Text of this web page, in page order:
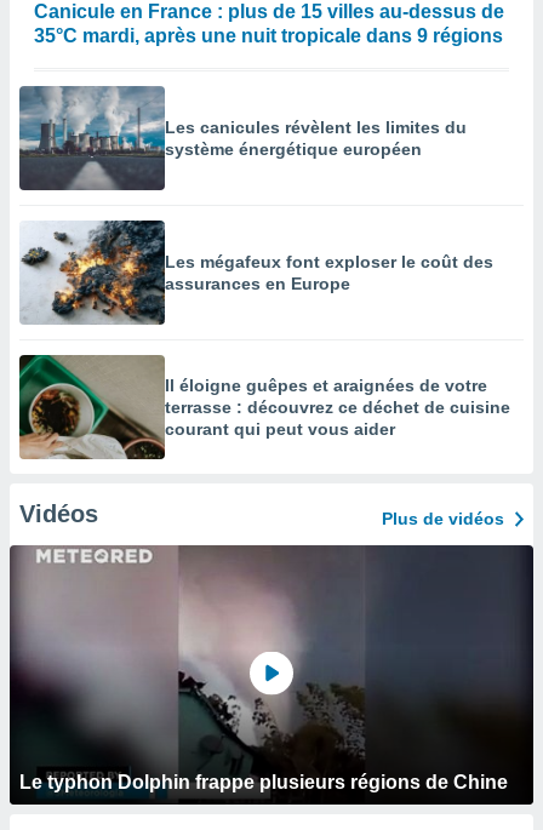
Canicule en France : plus de 15 villes au-dessus de
35°C mardi, après une nuit tropicale dans 9 régions
Les canicules révèlent les limites du
système énergétique européen
Les mégafeux font exploser le coût des
assurances en Europe
Il éloigne guêpes et araignées de votre
terrasse : découvrez ce déchet de cuisine
courant qui peut vous aider
Vidéos Plus de vidéos
Le typhon Dolphin frappe plusieurs régions de Chine